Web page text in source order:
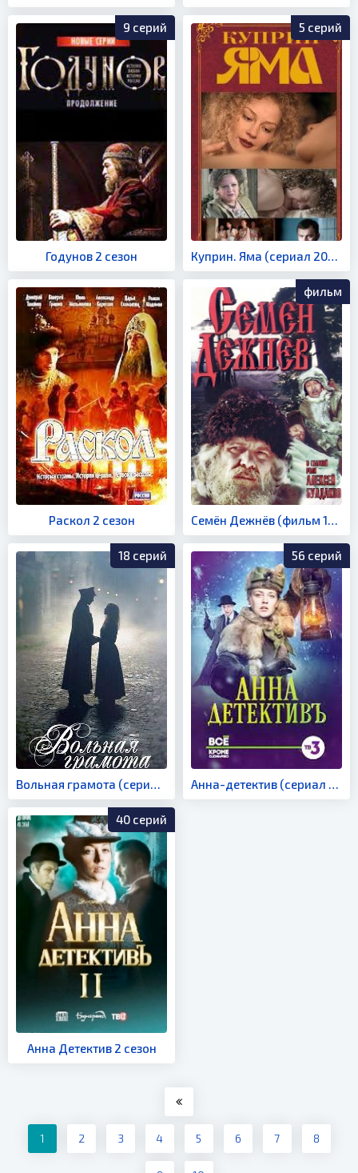
9 серий
Годунов 2 сезон
5 серий
Куприн. Яма (сериал 2014)
Раскол 2 сезон
фильм
Семён Дежнёв (фильм 1983)
18 серий
Вольная грамота (сериал 2018)
56 серий
Анна-детектив (сериал 2016)
40 серий
Анна Детектив 2 сезон
1 2 3 4 5 6 7 8